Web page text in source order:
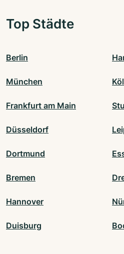
Top Städte
Berlin
München
Frankfurt am Main
Düsseldorf
Dortmund
Bremen
Hannover
Duisburg